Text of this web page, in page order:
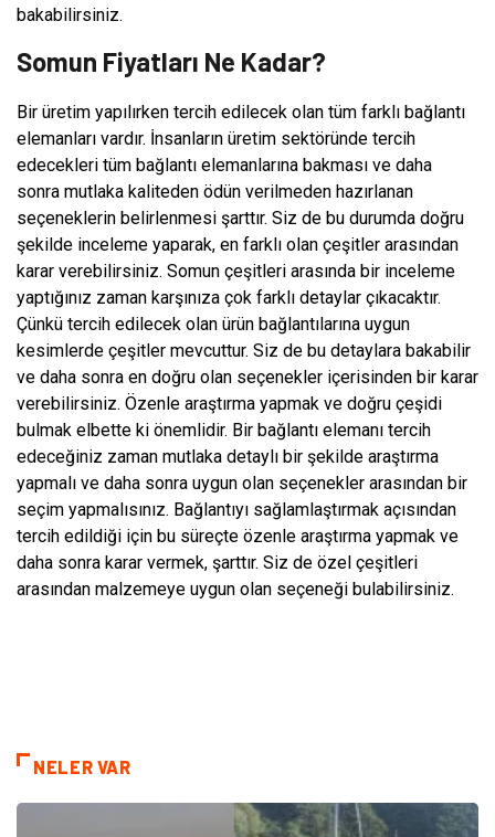
bakabilirsiniz.
Somun Fiyatları Ne Kadar?
Bir üretim yapılırken tercih edilecek olan tüm farklı bağlantı
elemanları vardır. İnsanların üretim sektöründe tercih
edecekleri tüm bağlantı elemanlarına bakması ve daha
sonra mutlaka kaliteden ödün verilmeden hazırlanan
seçeneklerin belirlenmesi şarttır. Siz de bu durumda doğru
şekilde inceleme yaparak, en farklı olan çeşitler arasından
karar verebilirsiniz. Somun çeşitleri arasında bir inceleme
yaptığınız zaman karşınıza çok farklı detaylar çıkacaktır.
Çünkü tercih edilecek olan ürün bağlantılarına uygun
kesimlerde çeşitler mevcuttur. Siz de bu detaylara bakabilir
ve daha sonra en doğru olan seçenekler içerisinden bir karar
verebilirsiniz. Özenle araştırma yapmak ve doğru çeşidi
bulmak elbette ki önemlidir. Bir bağlantı elemanı tercih
edeceğiniz zaman mutlaka detaylı bir şekilde araştırma
yapmalı ve daha sonra uygun olan seçenekler arasından bir
seçim yapmalısınız. Bağlantıyı sağlamlaştırmak açısından
tercih edildiği için bu süreçte özenle araştırma yapmak ve
daha sonra karar vermek, şarttır. Siz de özel çeşitleri
arasından malzemeye uygun olan seçeneği bulabilirsiniz.
NELER VAR